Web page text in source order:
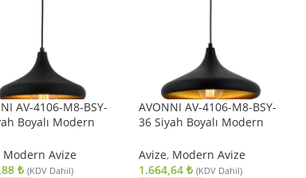
AV-4106-M8-BSY-
Boyalı Modern
Modern Avize
₺ (KDV Dahil)
AVONNI AV-4106-M8-BSY-
36 Siyah Boyalı Modern
Avize, Modern Avize
1.664,64 ₺ (KDV Dahil)